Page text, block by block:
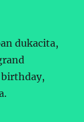
dukacita,